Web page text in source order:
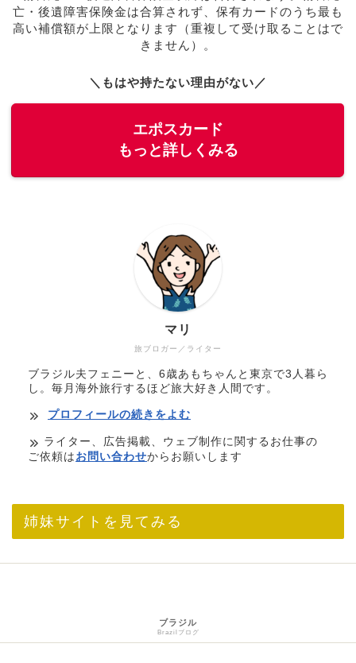
亡・後遺障害保険金は合算されず、保有カードのうち最も
高い補償額が上限となります（重複して受け取ることはで
きません）。
＼もはや持たない理由がない／
エポスカード
もっと詳しくみる
旅ブロガー／ライター
マリ
ブラジル夫フェニーと、6歳あもちゃんと東京で3人暮ら
し。毎月海外旅行するほど旅大好き人間です。
プロフィールの続きをよむ
ライター、広告掲載、ウェブ制作に関するお仕事の
ご依頼は お問い合わせからお願いします
姉妹サイトを見てみる
ブラジル
Brazilブログ